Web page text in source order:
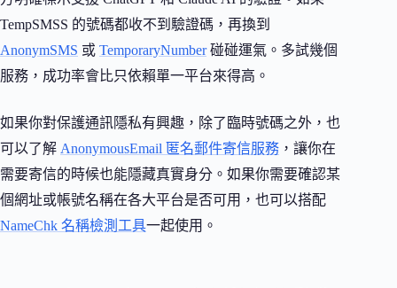
TempSMSS 的號碼都收不到驗證碼，再換到
AnonymSMS 或 TemporaryNumber碰碰運氣。多試幾個
服務，成功率會比只依賴單一平台來得高。
如果你對保護通訊隱私有興趣，除了臨時號碼之外，也
可以了解 AnonymousEmail 匿名郵件寄信服務 ，讓你在
需要寄信的時候也能隱藏真實身分。如果你需要確認某
個網址或帳號名稱在各大平台是否可用，也可以搭配
NameChk 名稱檢測工具一起使用。